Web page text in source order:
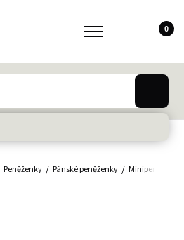
0
Peněženky Pánské peněženky